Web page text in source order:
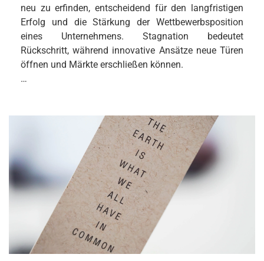
neu zu erfinden, entscheidend für den langfristigen
Erfolg und die Stärkung der Wettbewerbsposition
eines Unternehmens. Stagnation bedeutet
Rückschritt, während innovative Ansätze neue Türen
öffnen und Märkte erschließen können.
…